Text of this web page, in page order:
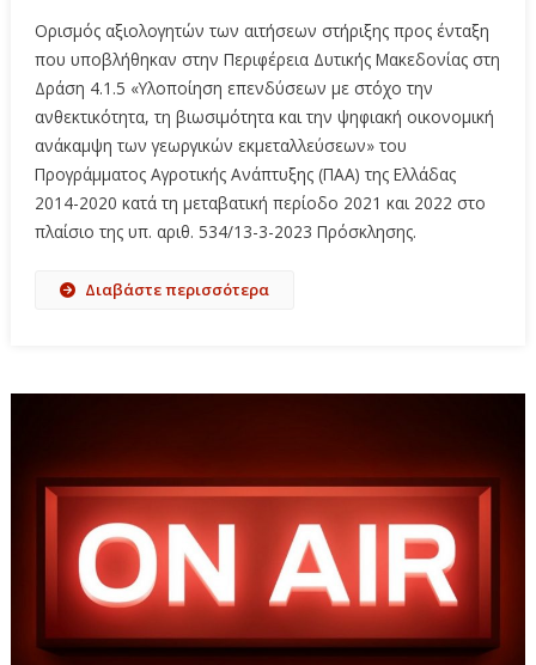
Ορισμός αξιολογητών των αιτήσεων στήριξης προς ένταξη
που υποβλήθηκαν στην Περιφέρεια Δυτικής Μακεδονίας στη
Δράση 4.1.5 «Υλοποίηση επενδύσεων με στόχο την
ανθεκτικότητα, τη βιωσιμότητα και την ψηφιακή οικονομική
ανάκαμψη των γεωργικών εκμεταλλεύσεων» του
Προγράμματος Αγροτικής Ανάπτυξης (ΠΑΑ) της Ελλάδας
2014-2020 κατά τη μεταβατική περίοδο 2021 και 2022 στο
πλαίσιο της υπ. αριθ. 534/13-3-2023 Πρόσκλησης.
Διαβάστε περισσότερα